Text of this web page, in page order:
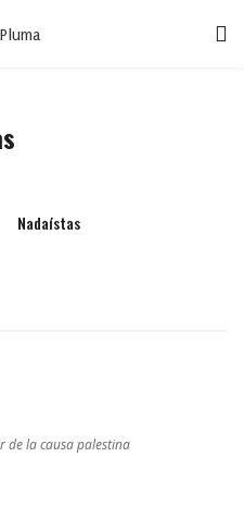
Nadaístas
de la causa palestina